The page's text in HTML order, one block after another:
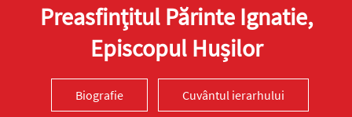
Preasfinţitul Părinte Ignatie,
Episcopul Hușilor
Biografie Cuvântul ierarhului